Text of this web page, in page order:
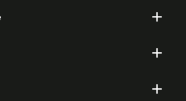


